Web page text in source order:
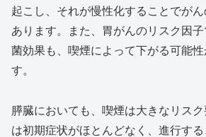
起こし、それが慢性化することでが
あります。また、胃がんのリスク因
菌効果も、喫煙によって下がる可能
す。
膵臓においても、喫煙は大きなリス
は初期症状がほとんどなく、進行す